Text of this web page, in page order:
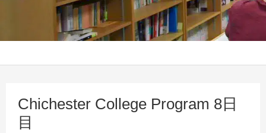
Chichester College Program 8日
目